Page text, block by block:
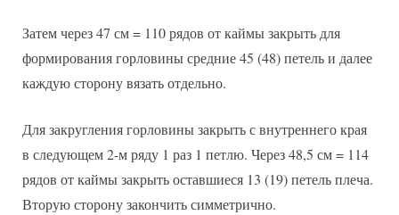
Затем через 47 см = 110 рядов от каймы закрыть для
формирования горловины средние 45 (48) петель и далее
каждую сторону вязать отдельно.
Для закругления горловины закрыть с внутреннего края
в следующем 2-м ряду 1 раз 1 петлю. Через 48,5 см = 114
рядов от каймы закрыть оставшиеся 13 (19) петель плеча.
Вторую сторону закончить симметрично.